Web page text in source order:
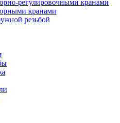
регулировочными кранами
кранами
резьбой